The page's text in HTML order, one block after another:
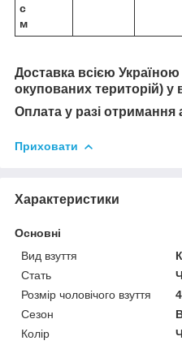
с
м
Доставка всією
окупованих територій) у
Оплата у разі отримання
Приховати
Характеристики
Основні
Вид взуття
Стать
Розмір чоловічого взуття
Сезон
Колір